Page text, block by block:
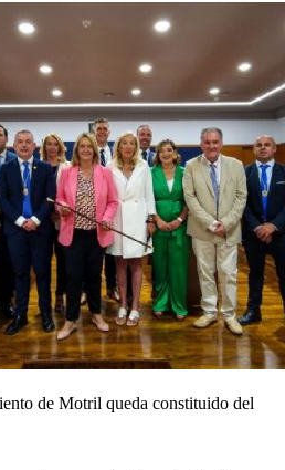
de Motril queda constituido del